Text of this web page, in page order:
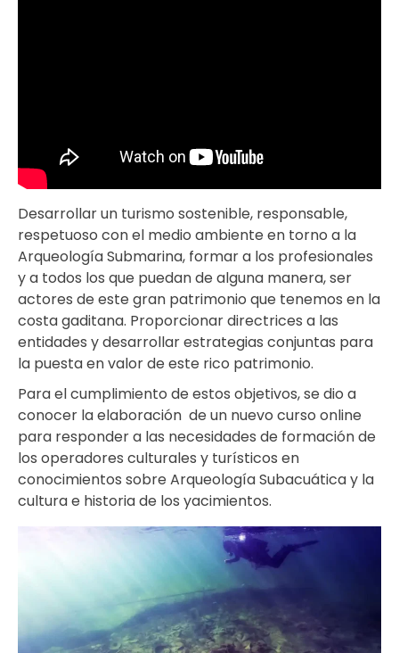
Desarrollar un turismo sostenible, responsable,
respetuoso con el medio ambiente en torno a la
Arqueología Submarina, formar a los profesionales
y a todos los que puedan de alguna manera, ser
actores de este gran patrimonio que tenemos en la
costa gaditana. Proporcionar directrices a las
entidades y desarrollar estrategias conjuntas para
la puesta en valor de este rico patrimonio.
Para el cumplimiento de estos objetivos, se dio a
conocer la elaboración de un nuevo curso online
para responder a las necesidades de formación de
los operadores culturales y turísticos en
conocimientos sobre Arqueología Subacuática y la
cultura e historia de los yacimientos.